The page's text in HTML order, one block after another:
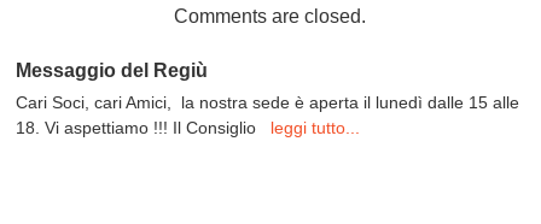
Comments are closed.
Messaggio del Regiù
Cari Soci, cari Amici, la nostra sede è aperta il lunedì dalle 15 alle
18. Vi aspettiamo !!! Il Consiglio leggi tutto...